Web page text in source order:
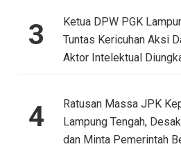
3
Ketua DPW PGK
Tuntas Kericuhan Aksi
Aktor Intelektual
4
Ratusan Massa JPK
Lampung Tengah,
dan Minta Pemerintah